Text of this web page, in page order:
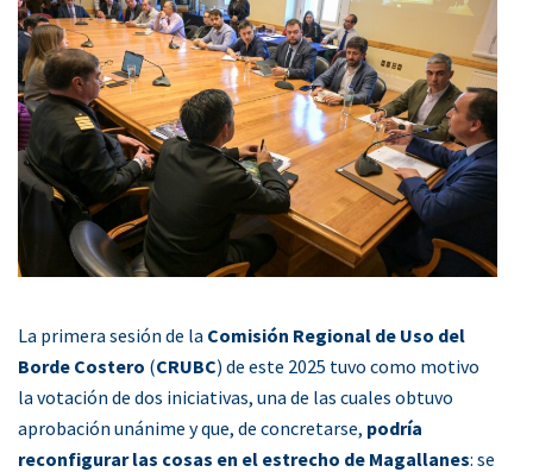
La primera sesión de la Comisión Regional de Uso del
Borde Costero (CRUBC) de este 2025 tuvo como motivo
la votación de dos iniciativas, una de las cuales obtuvo
aprobación unánime y que, de concretarse, podría
reconfigurar las cosas en el estrecho de Magallanes: se